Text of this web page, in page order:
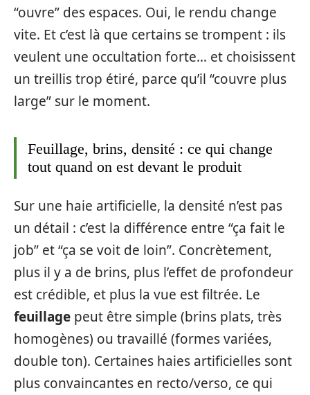
“ouvre” des espaces. Oui, le rendu change
vite. Et c’est là que certains se trompent : ils
veulent une occultation forte… et choisissent
un treillis trop étiré, parce qu’il “couvre plus
large” sur le moment.
Feuillage, brins, densité : ce qui change
tout quand on est devant le produit
Sur une haie artificielle, la densité n’est pas
un détail : c’est la différence entre “ça fait le
job” et “ça se voit de loin”. Concrètement,
plus il y a de brins, plus l’effet de profondeur
est crédible, et plus la vue est filtrée. Le
feuillage peut être simple (brins plats, très
homogènes) ou travaillé (formes variées,
double ton). Certaines haies artificielles sont
plus convaincantes en recto/verso, ce qui